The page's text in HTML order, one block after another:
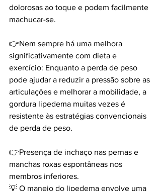
dolorosas ao toque e podem facilmente
machucar-se.
👉Nem sempre há uma melhora
significativamente com dieta e
exercício: Enquanto a perda de peso
pode ajudar a reduzir a pressão sobre as
articulações e melhorar a mobilidade, a
gordura lipedema muitas vezes é
resistente às estratégias convencionais
de perda de peso.
👉Presença de inchaço nas pernas e
manchas roxas espontâneas nos
membros inferiores.
💡 O manejo do lipedema envolve uma